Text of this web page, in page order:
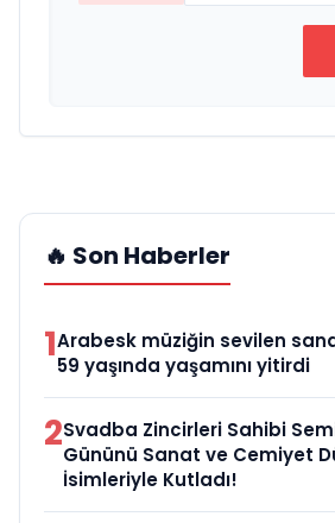
🔥 Son Haberler
1Arabesk müziğin sevilen
59 yaşında yaşamını yitirdi
2Svadba Zincirleri Sahibi
Gününü Sanat ve Cemiyet
İsimleriyle Kutladı!